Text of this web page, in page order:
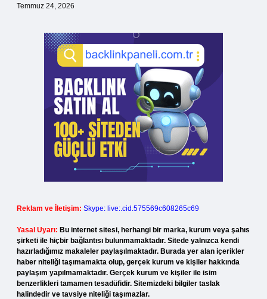
Temmuz 24, 2026
Reklam ve İletişim: Skype: live:.cid.575569c608265c69
Yasal Uyarı: Bu internet sitesi, herhangi bir marka, kurum veya şahıs
şirketi ile hiçbir bağlantısı bulunmamaktadır. Sitede yalnızca kendi
hazırladığımız makaleler paylaşılmaktadır. Burada yer alan içerikler
haber niteliği taşımamakta olup, gerçek kurum ve kişiler hakkında
paylaşım yapılmamaktadır. Gerçek kurum ve kişiler ile isim
benzerlikleri tamamen tesadüfidir. Sitemizdeki bilgiler taslak
halindedir ve tavsiye niteliği taşımazlar.